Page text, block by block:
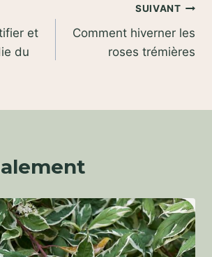
et
du
SUIVANT
Comment hiverner les
roses trémières